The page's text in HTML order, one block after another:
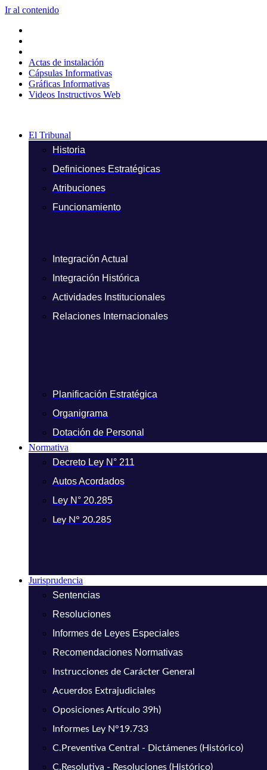
Ir al contenido
Actas de instalación
Cápsulas Informativas
Gráficas Informativas
Videos Instructivos Web
El Tribunal
Historia
Definiciones Estratégicas
Atribuciones
Funcionamiento
Integración Actual
Integración Histórica
Actividades Institucionales
Relaciones Internacionales
Planificación Estratégica
Organigrama
Dotación de Personal
Normativa
Decreto Ley N° 211
Autos Acordados
Ley N° 20.285
Ley N° 20.285
Jurisprudencia
Sentencias
Resoluciones
Informes de Leyes Especiales
Recomendaciones Normativas
Instrucciones de Carácter General
Acuerdos Extrajudiciales
Oposiciones Artículo 39h)
Informes Ley N°19.733
C.Preventiva Central - Dictámenes (Histórico)
C.Resolutiva - Resoluciones (Histórico)